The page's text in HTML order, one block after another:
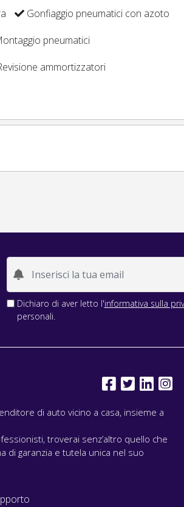
Gonfiaggio pneumatici con azoto
pneumatici
ammortizzatori
Dichiaro di aver letto l'informativa sulla
personali.
di auto vicino a casa, insieme a
troverai senz’altro quello che
garanzia e tutela unica nel suo